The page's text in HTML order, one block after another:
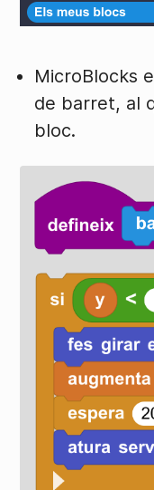
MicroBlocks
de barret, al
bloc.